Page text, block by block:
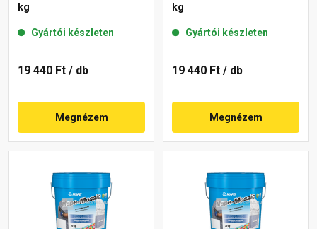
kg
Gyártói készleten
19 440 Ft / db
Megnézem
kg
Gyártói készleten
19 440 Ft / db
Megnézem